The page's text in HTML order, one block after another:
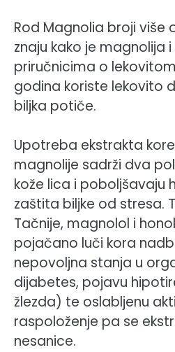
Rod Magnolia broji više
znaju kako je magnolija
priručnicima o
godina koriste lekovito
biljka potiče.
Upotreba ekstrakta
magnolije sadrži dva
kože lica i poboljšavaju
zaštita biljke od stresa.
Tačnije, magnolol i
pojačano luči kora
nepovoljna stanja u
dijabetes, pojavu
žlezda) te oslabljenu
raspoloženje pa se
nesanice.